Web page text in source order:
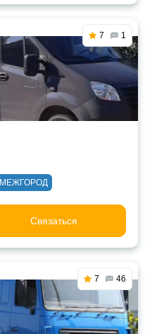
7 1
МЕЖГОРОД
Связаться
7 46